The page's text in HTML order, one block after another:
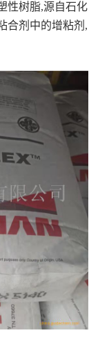
性树脂,源自石化
合剂中的增粘剂,